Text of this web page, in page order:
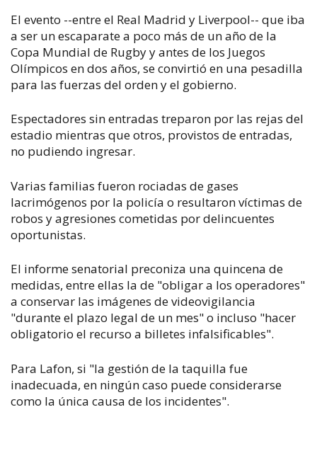
El evento --entre el Real Madrid y Liverpool-- que iba
a ser un escaparate a poco más de un año de la
Copa Mundial de Rugby y antes de los Juegos
Olímpicos en dos años, se convirtió en una pesadilla
para las fuerzas del orden y el gobierno.
Espectadores sin entradas treparon por las rejas del
estadio mientras que otros, provistos de entradas,
no pudiendo ingresar.
Varias familias fueron rociadas de gases
lacrimógenos por la policía o resultaron víctimas de
robos y agresiones cometidas por delincuentes
oportunistas.
El informe senatorial preconiza una quincena de
medidas, entre ellas la de "obligar a los operadores"
a conservar las imágenes de videovigilancia
"durante el plazo legal de un mes" o incluso "hacer
obligatorio el recurso a billetes infalsificables".
Para Lafon, si "la gestión de la taquilla fue
inadecuada, en ningún caso puede considerarse
como la única causa de los incidentes".